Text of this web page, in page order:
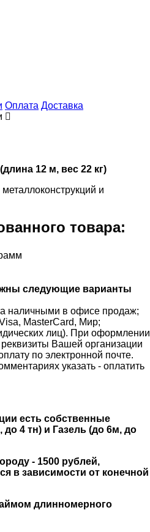
Оплата Доставка
12 м, вес 22 кг)
и
товара:
следующие варианты
наличными в офисе продаж;
MasterCard, Мир;
лиц). При оформлении
реквизиты Вашей организации
по электронной почте.
указать - оплатить
есть собственные
4 тн) и Газель (до 6м, до
- 1500 рублей,
в зависимости от конечной
длинномерного